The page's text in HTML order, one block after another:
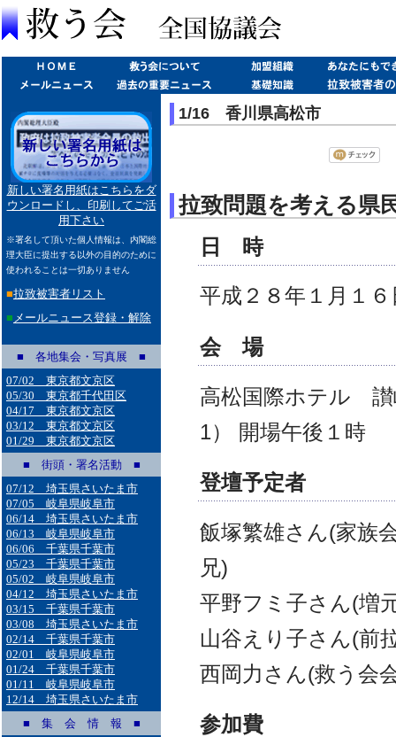
新しい署名用紙はこちらをダ
ウンロードし、印刷してご活
用下さい
※署名して頂いた個人情報は、内閣総
理大臣に提出する以外の目的のために
使われることは一切ありません
■拉致被害者リスト
■ メールニュース登録・解除
■ 各地集会・写真展 ■
07/02 東京都文京区
05/30 東京都千代田区
04/17 東京都文京区
03/12 東京都文京区
01/29 東京都文京区
■ 街頭・署名活動 ■
07/12 埼玉県さいたま市
07/05 岐阜県岐阜市
06/14 埼玉県さいたま市
06/13 岐阜県岐阜市
06/06 千葉県千葉市
05/23 千葉県千葉市
05/02 岐阜県岐阜市
04/12 埼玉県さいたま市
03/15 千葉県千葉市
03/08 埼玉県さいたま市
02/14 千葉県千葉市
02/01 岐阜県岐阜市
01/24 千葉県千葉市
01/11 岐阜県岐阜市
12/14 埼玉県さいたま市
■ 集 会 情 報 ■
1/16 香川県高松市
拉致問題を考える県
日 時
平成２８年１月１
会 場
高松国際ホテル 讃
1） 開場午後１時
登壇予定者
飯塚繁雄さん(家族
兄)
平野フミ子さん(増
山谷えり子さん(前
西岡力さん(救う会
参加費